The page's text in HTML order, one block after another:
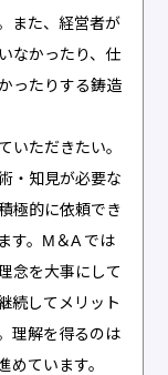
また、経営者が
なかったり、仕
ったりする鋳造
いただきたい。
・知見が必要な
極的に依頼でき
す。M＆A では
念を大事にして
続してメリット
理解を得るのは
めています。